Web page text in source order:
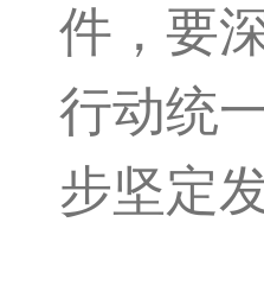
件，要
行动统
步坚定